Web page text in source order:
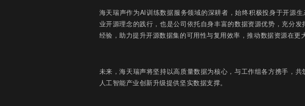
海天瑞声作为AI训练数据服务领域的深耕者，始终积极投身于开源
业开源理念的践行，也是公司依托自身丰富的数据资源优势，充分
经验，助力提升开源数据集的可用性与复用效率，推动数据资源在更
未来，海天瑞声将坚持以高质量数据为核心，与工作组各方携手，
人工智能产业创新升级提供坚实数据支撑。